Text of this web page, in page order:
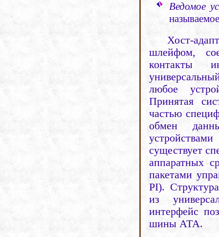
Ведомое
Хост-
шлейфом,
контакты
любое
Принятая
частью
обмен
существует
аппаратных
пакетами
PI).
из
интерфейс
шины АТА.